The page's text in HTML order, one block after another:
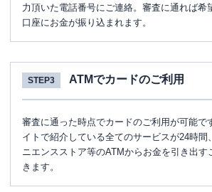
力頂いた電話番号にご連絡。審査に通れば希
口座にお金が振り込まれます。
STEP3 ATMでカードのご利用
審査に通った時点でカードのご利用が可能で
イトで紹介している全てのサービスが24時間
ニエンスストア等のATMからお金を引き出す
きます。